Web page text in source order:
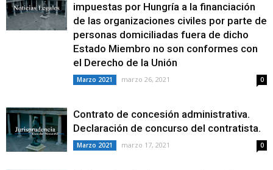
impuestas por Hungría a la financiación
de las organizaciones civiles por parte de
personas domiciliadas fuera de dicho
Estado Miembro no son conformes con
el Derecho de la Unión
Marzo 2021 marzo 26, 2021 0
Contrato de concesión administrativa.
Declaración de concurso del contratista.
Marzo 2021 marzo 17, 2021 0